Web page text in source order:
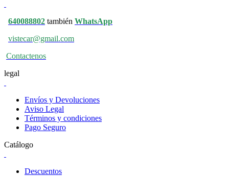
640088802 también WhatsApp
vistecar@gmail.com
Contactenos
legal
Envíos y Devoluciones
Aviso Legal
Términos y condiciones
Pago Seguro
Catálogo
Descuentos